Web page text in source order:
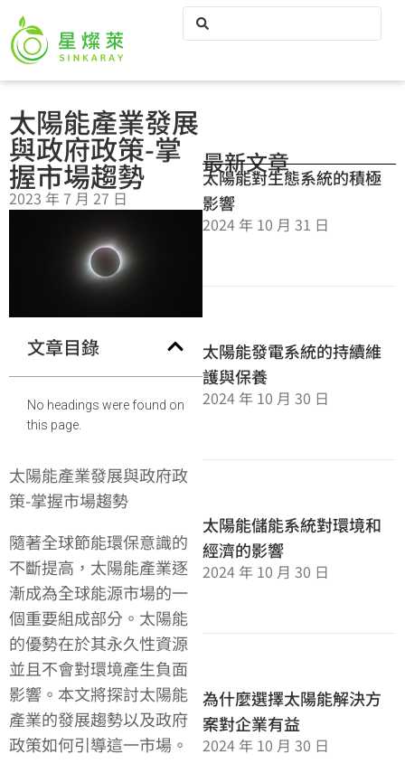
太陽能產業發展
與政府政策-掌
握市場趨勢
2023 年 7 月 27 日
文章目錄
No headings were found on
this page.
太陽能產業發展與政府政
策-掌握市場趨勢
隨著全球節能環保意識的
不斷提高，太陽能產業逐
漸成為全球能源市場的一
個重要組成部分。太陽能
的優勢在於其永久性資源
並且不會對環境產生負面
影響。本文將探討太陽能
產業的發展趨勢以及政府
政策如何引導這一市場。
最新文章
太陽能對生態系統的積極
影響
2024 年 10 月 31 日
太陽能發電系統的持續維
護與保養
2024 年 10 月 30 日
太陽能儲能系統對環境和
經濟的影響
2024 年 10 月 30 日
為什麼選擇太陽能解決方
案對企業有益
2024 年 10 月 30 日